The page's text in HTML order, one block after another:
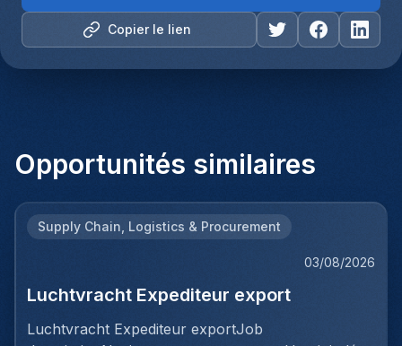
Copier le lien
Opportunités similaires
Supply Chain, Logistics & Procurement
03/08/2026
Luchtvracht Expediteur export
Luchtvracht Expediteur exportJob